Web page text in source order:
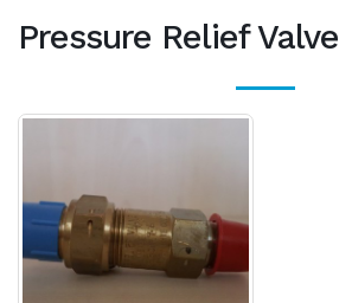
Pressure Relief Valve